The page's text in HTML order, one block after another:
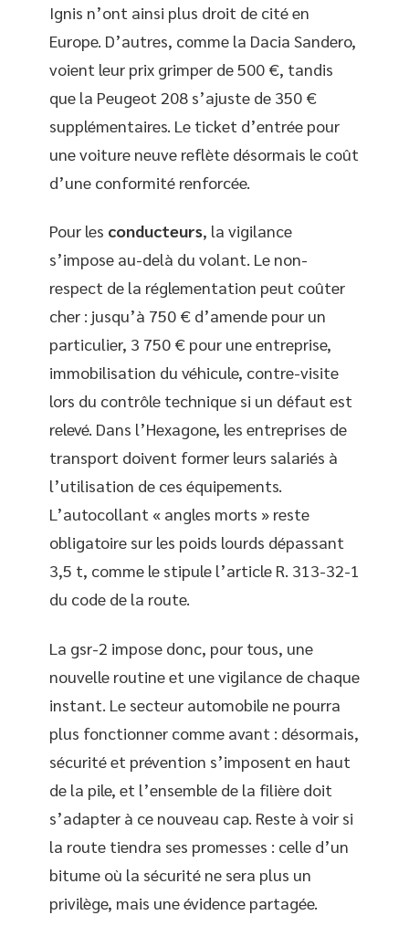
Ignis n’ont ainsi plus droit de cité en
Europe. D’autres, comme la Dacia Sandero,
voient leur prix grimper de 500 €, tandis
que la Peugeot 208 s’ajuste de 350 €
supplémentaires. Le ticket d’entrée pour
une voiture neuve reflète désormais le coût
d’une conformité renforcée.
Pour les conducteurs, la vigilance
s’impose au-delà du volant. Le non-
respect de la réglementation peut coûter
cher : jusqu’à 750 € d’amende pour un
particulier, 3 750 € pour une entreprise,
immobilisation du véhicule, contre-visite
lors du contrôle technique si un défaut est
relevé. Dans l’Hexagone, les entreprises de
transport doivent former leurs salariés à
l’utilisation de ces équipements.
L’autocollant « angles morts » reste
obligatoire sur les poids lourds dépassant
3,5 t, comme le stipule l’article R. 313-32-1
du code de la route.
La gsr-2 impose donc, pour tous, une
nouvelle routine et une vigilance de chaque
instant. Le secteur automobile ne pourra
plus fonctionner comme avant : désormais,
sécurité et prévention s’imposent en haut
de la pile, et l’ensemble de la filière doit
s’adapter à ce nouveau cap. Reste à voir si
la route tiendra ses promesses : celle d’un
bitume où la sécurité ne sera plus un
privilège, mais une évidence partagée.